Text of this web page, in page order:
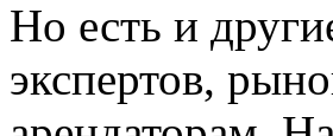
Но есть и
экспертов,